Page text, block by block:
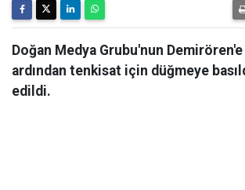
Doğan Medya Grubu'nun Demirören'e
ardından tenkisat için düğmeye
edildi.